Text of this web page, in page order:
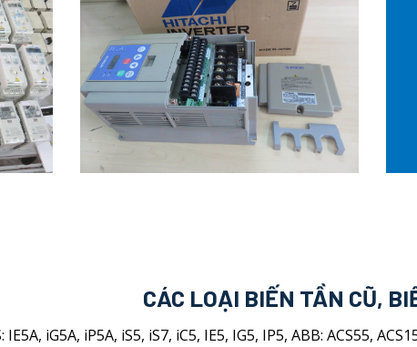
CÁC LOẠI BIẾN TẦN CŨ,
iG5A, iP5A, iS5, iS7, iC5, IE5, IG5, IP5, ABB: ACS55,